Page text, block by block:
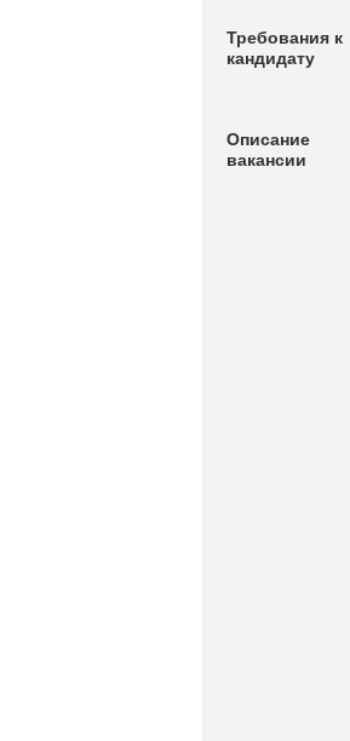
Требования к
кандидату
Описание
вакансии